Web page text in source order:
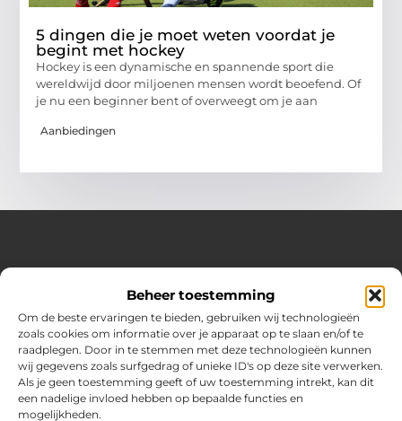
Beheer toestemming
Om de beste ervaringen te bieden, gebruiken wij technologieën
zoals cookies om informatie over je apparaat op te slaan en/of te
raadplegen. Door in te stemmen met deze technologieën kunnen
wij gegevens zoals surfgedrag of unieke ID's op deze site verwerken.
Als je geen toestemming geeft of uw toestemming intrekt, kan dit
een nadelige invloed hebben op bepaalde functies en
mogelijkheden.
5 dingen die je moet weten voordat je
begint met hockey
Hockey is een dynamische en spannende sport die
wereldwijd door miljoenen mensen wordt beoefend. Of
je nu een beginner bent of overweegt om je aan
Aanbiedingen
Jouw bron voor inspiratie en praktische tips voor het
Verken een gevarieerde selectie blogs en artikelen boordevol
handige adviezen en verrassende inzichten om elke dag
optimaal te benutten.
Bericht categorie